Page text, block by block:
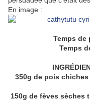
En image :
Temps de
Temps
350g de pois chiches
150g de fèves sèches